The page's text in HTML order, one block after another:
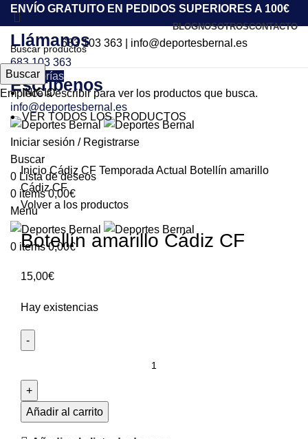
ENVÍO GRATUITO EN PEDIDOS SUPERIORES A 100€
BLOGNOSOTROSCONTACTO
683 103 363| info@deportesbernal.es
Llámanos
683 103 363
Escríbenos
info@deportesbernal.es
Iniciar sesión / Registrarse
Buscar
0 Lista de deseos
0 items 0,00€
Menu
0 items 0,00€
Categorías
INICIO
VER TODOS LOS PRODUCTOS
Inicio Cádiz CF Temporada Actual
Botellín amarillo
Cádiz CF
Volver a los productos
Botellín amarillo Cádiz CF
15,00€
Hay existencias
Añadir al carrito
Buscar
Empiece a escribir para ver los productos que busca.